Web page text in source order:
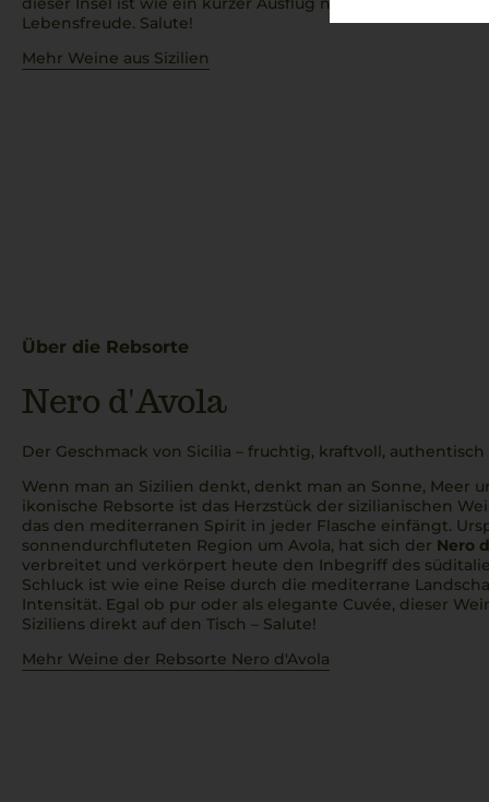
Lebensfreude. Salute!
Mehr Weine aus Sizilien
Über die Rebsorte
Nero d'Avola
Der Geschmack von Sicilia – fruchtig, kraftvoll, authentisch
Wenn man an Sizilien denkt, denkt man an Sonne, Meer
ikonische Rebsorte ist das Herzstück der sizilianischen
das den mediterranen Spirit in jeder Flasche einfängt.
sonnendurchfluteten Region um Avola, hat sich der Nero
verbreitet und verkörpert heute den Inbegriff des
Schluck ist wie eine Reise durch die mediterrane
Intensität. Egal ob pur oder als elegante Cuvée, dieser
Siziliens direkt auf den Tisch – Salute!
Mehr Weine der Rebsorte Nero d'Avola